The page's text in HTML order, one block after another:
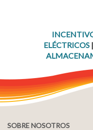
ELÉCTRICOS |
SOBRE NOSOTROS